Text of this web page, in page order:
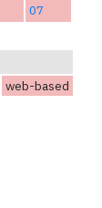
07
web-based